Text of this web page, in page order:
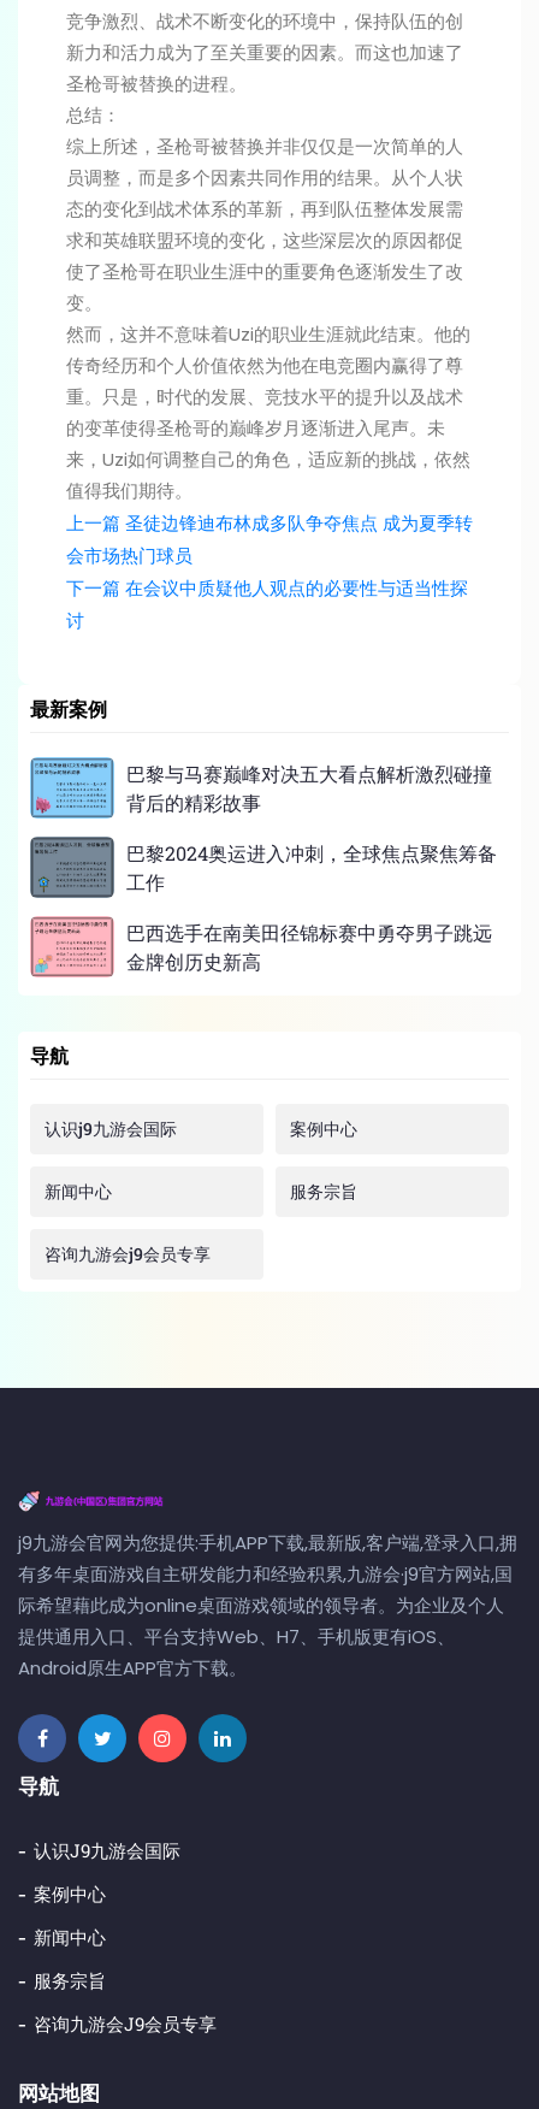
竞争激烈、战术不断变化的环境中，保持队伍的创
新力和活力成为了至关重要的因素。而这也加速了
圣枪哥被替换的进程。
总结：
综上所述，圣枪哥被替换并非仅仅是一次简单的人
员调整，而是多个因素共同作用的结果。从个人状
态的变化到战术体系的革新，再到队伍整体发展需
求和英雄联盟环境的变化，这些深层次的原因都促
使了圣枪哥在职业生涯中的重要角色逐渐发生了改
变。
然而，这并不意味着Uzi的职业生涯就此结束。他的
传奇经历和个人价值依然为他在电竞圈内赢得了尊
重。只是，时代的发展、竞技水平的提升以及战术
的变革使得圣枪哥的巅峰岁月逐渐进入尾声。未
来，Uzi如何调整自己的角色，适应新的挑战，依然
值得我们期待。
上一篇 圣徒边锋迪布林成多队争夺焦点 成为夏季转
会市场热门球员
下一篇 在会议中质疑他人观点的必要性与适当性探
讨
最新案例
巴黎与马赛巅峰对决五大看点解析激烈碰撞
背后的精彩故事
巴黎2024奥运进入冲刺，全球焦点聚焦筹备
工作
巴西选手在南美田径锦标赛中勇夺男子跳远
金牌创历史新高
导航
认识j9九游会国际 案例中心
新闻中心 服务宗旨
咨询九游会j9会员专享
j9九游会官网为您提供:手机APP下载,最新版,客户端,登录入口,拥
有多年桌面游戏自主研发能力和经验积累,九游会·j9官方网站,国
际希望藉此成为online桌面游戏领域的领导者。为企业及个人
提供通用入口、平台支持Web、H7、手机版更有iOS、
Android原生APP官方下载。
导航
认识j9九游会国际
案例中心
新闻中心
服务宗旨
咨询九游会j9会员专享
网站地图